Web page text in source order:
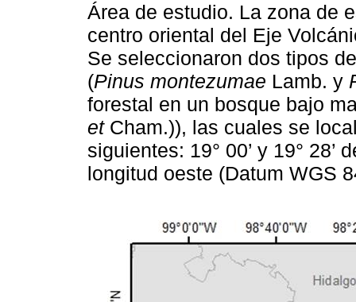
Área de estudio. La zona de
centro oriental del Eje
Se seleccionaron dos tipos
(Pinus montezumae Lamb. y
forestal en un bosque bajo
etCham.)), las cuales se
siguientes: 19° 00’ y 19° 28’
longitud oeste (Datum WGS